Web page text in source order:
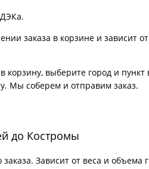
заказа в корзине и зависит
выберите город и
Мы соберем и отправим заказ.
до Костромы
Зависит от веса и объема